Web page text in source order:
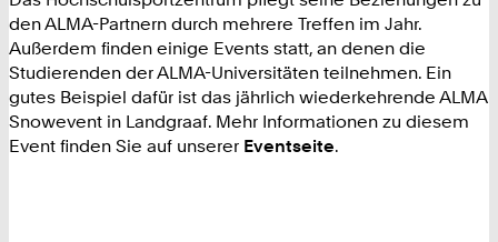
den ALMA-Partnern durch mehrere Treffen im Jahr.
Außerdem finden einige Events statt, an denen die
Studierenden der ALMA-Universitäten teilnehmen. Ein
gutes Beispiel dafür ist das jährlich wiederkehrende ALMA
Snowevent in Landgraaf. Mehr Informationen zu diesem
Event finden Sie auf unserer Eventseite.